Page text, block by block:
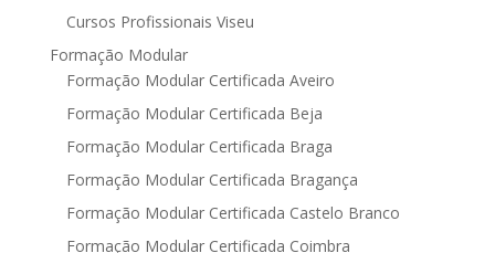
Cursos Profissionais Viseu
Formação Modular
Formação Modular Certificada Aveiro
Formação Modular Certificada Beja
Formação Modular Certificada Braga
Formação Modular Certificada Bragança
Formação Modular Certificada Castelo Branco
Formação Modular Certificada Coimbra